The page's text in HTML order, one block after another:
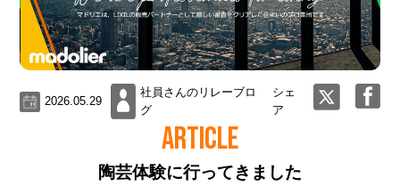
2026.05.29
社員さんのリレーブロ
グ
シェ
ア
ARTICLE
陶芸体験に行ってきました